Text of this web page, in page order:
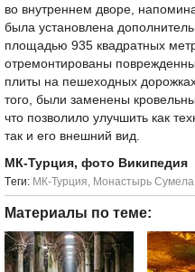
во внутреннем дворе,
была установлена
площадью 935 квадратных
отремонтированы
плиты на пешеходных
того, были заменены
что позволило улучшить как
так и его внешний вид.
МК-Турция, фото Википедия
Tеги: МК-Турция, Монастырь Сумела
Материалы по теме: